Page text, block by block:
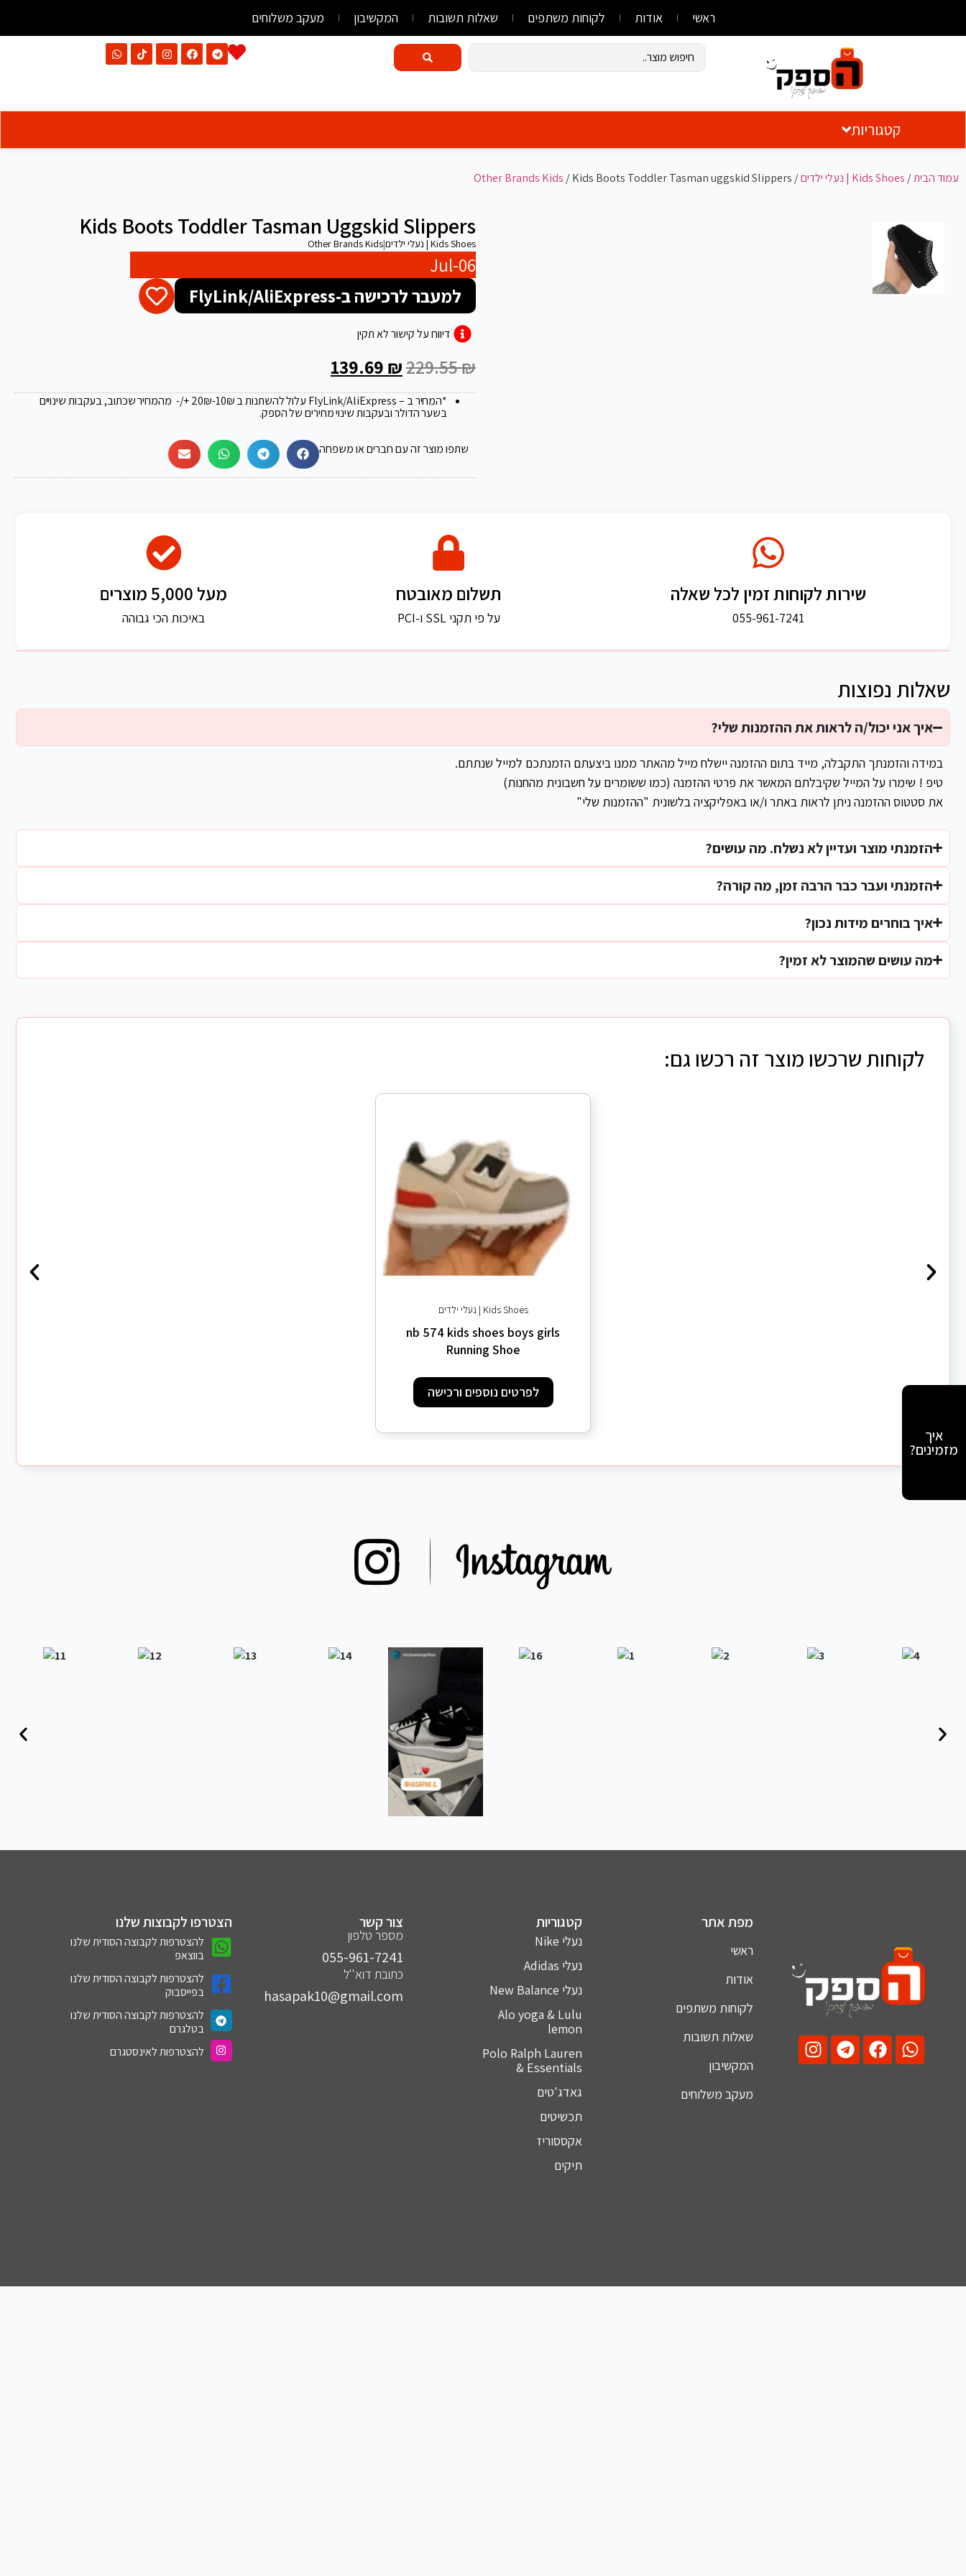
ראשי אודות לקוחות משתפים שאלות תשובות המקשיבון מעקב משלוחים
קטגוריות
עמוד הבית/ Kids Shoes | נעלי ילדים /
Other Brands Kids / Kids Boots Toddler Tasman uggskid Slippers
Kids Boots Toddler Tasman Uggskid Slippers
Kids Shoes | נעלי ילדים |
Other Brands Kids
Jul-06
למעבר לרכישה ב-FlyLink/AliExpress
דיווח על קישור לא תקין
229.55₪
139.69 ₪
*המחיר ב – FlyLink/AliExpress עלול להשתנות ב 20 ₪
-10₪ +/- מהמחיר שכתוב, בעקבות שינויים
בשער הדולר ובעקבות שינוי מחירים של הספק.
שתפו מוצר זה עם חברים או משפחה
איך אני יכול/ה לראות את ההזמנות שלי?
במידה והזמנתך התקבלה, מייד בתום ההזמנה יישלח מייל מהאתר ממנו ביצעתם הזמנתכם למייל שנתתם.
טיפ ! שימרו על המייל שקיבלתם המאשר את פרטי ההזמנה (כמו ששומרים על חשבונית מהחנות)
את סטטוס ההזמנה ניתן לראות באתר ו/או באפליקציה בלשונית "ההזמנות שלי"
הזמנתי מוצר ועדיין לא נשלח. מה עושים?
הזמנתי ועבר כבר הרבה זמן, מה קורה?
איך בוחרים מידות נכון?
מה עושים שהמוצר לא זמין?
שאלות נפוצות
מעל 5,000 מוצרים
באיכות הכי גבוהה
תשלום מאובטח
על פי תקני SSL ו-PCI
שירות לקוחות זמין לכל שאלה
055-961-7241
לקוחות שרכשו מוצר זה רכשו גם:
Kids Shoes | נעלי ילדים
nb 574 kids shoes boys girls
Running Shoe
לפרטים נוספים ורכישה
איך
מזמינים?
מפת אתר
ראשי
אודות
לקוחות משתפים
שאלות תשובות
המקשיבון
מעקב משלוחים
קטגוריות
נעלי Nike
נעלי Adidas
נעלי New Balance
Alo yoga & Lulu
lemon
Polo Ralph Lauren
& Essentials
גאדג'טים
תכשיטים
אקססוריז
תיקים
צור קשר
מספר טלפון
055-961-7241⁩
כתובת דוא''ל
hasapak10@gmail.com
הצטרפו לקבוצות שלנו
להצטרפות לקבוצה הסודית שלנו
בווצאפ
להצטרפות לקבוצה הסודית שלנו
בפייסבוק
להצטרפות לקבוצה הסודית שלנו
בטלגרם
להצטרפות לאינסטגרם